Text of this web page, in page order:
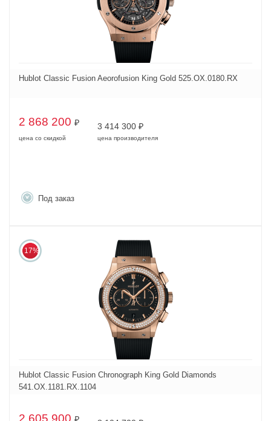
Hublot Classic Fusion Aeorofusion King Gold 525.OX.0180.RX
2 868 200 ₽
цена со скидкой
3 414 300 ₽
цена производителя
Под заказ
17%
Hublot Classic Fusion Chronograph King Gold Diamonds
541.OX.1181.RX.1104
2 605 900 ₽